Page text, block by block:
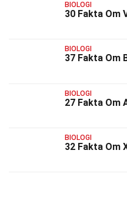
BIOLOGI
30 Fakta Om
BIOLOGI
37 Fakta Om
BIOLOGI
27 Fakta Om
BIOLOGI
32 Fakta Om